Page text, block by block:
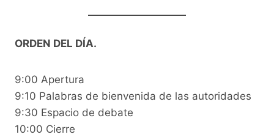
ORDEN DEL DÍA.
9:00 Apertura
9:10 Palabras de bienvenida de las autoridades
9:30 Espacio de debate
10:00 Cierre